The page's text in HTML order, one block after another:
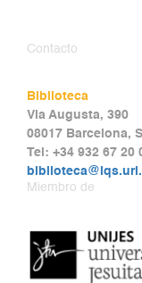
Contacto
Biblioteca
Via Augusta, 390
08017 Barcelona,
Tel: +34 932 67 20
Miembro de